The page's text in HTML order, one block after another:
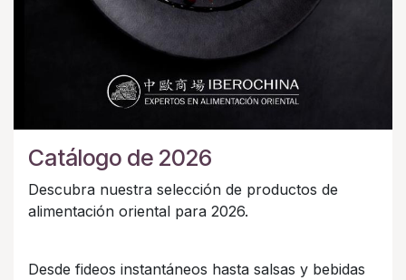
Catálogo de 2026
Descubra nuestra selección de productos de
alimentación oriental para 2026.
Desde fideos instantáneos hasta salsas y bebidas